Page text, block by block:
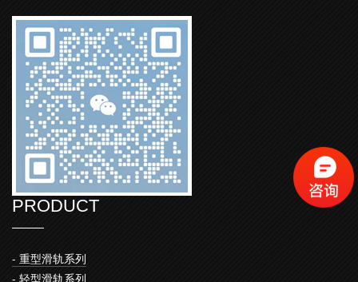
PRODUCT
- 重型滑轨系列
- 轻型滑轨系列